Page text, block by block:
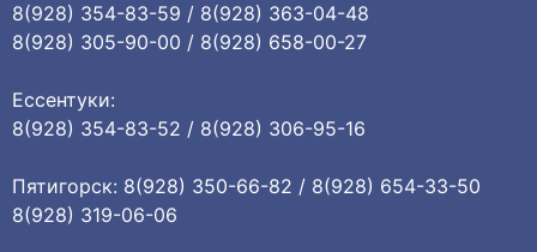
8(928) 354-83-59 / 8(928) 363-04-48
8(928) 305-90-00 / 8(928) 658-00-27
Ессентуки:
8(928) 354-83-52 / 8(928) 306-95-16
Пятигорск: 8(928) 350-66-82 / 8(928) 654-33-50
8(928) 319-06-06